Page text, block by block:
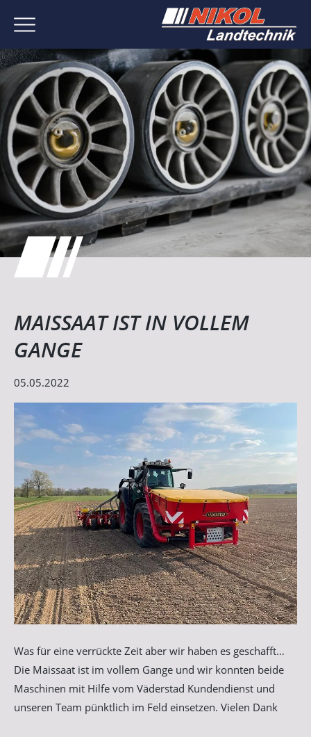
MAISSAAT IST IN VOLLEM
GANGE
05.05.2022
Was für eine verrückte Zeit aber wir haben es geschafft…
Die Maissaat ist im vollem Gange und wir konnten beide
Maschinen mit Hilfe vom Väderstad Kundendienst und
unseren Team pünktlich im Feld einsetzen. Vielen Dank